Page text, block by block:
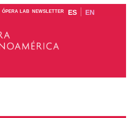
ÓPERA LAB NEWSLETTER ES EN